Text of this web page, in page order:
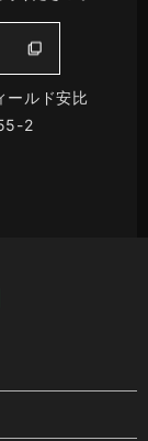
ールド安比
2